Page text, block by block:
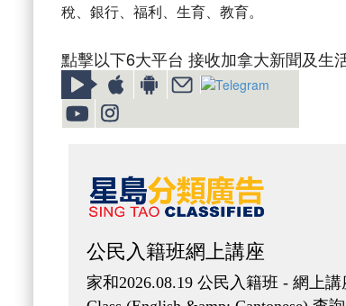
稅、銀行、福利、生育、教育。
點擊以下6大平台 接收加拿大新聞及生